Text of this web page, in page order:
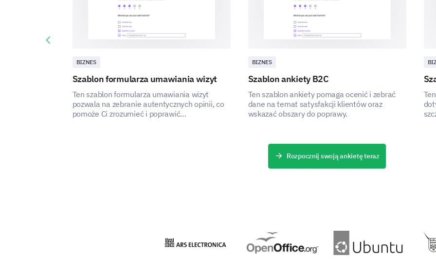
BIZNES
Szablon formularza umawiania wizyt
Ten szablon formularza umawiania wizyt
pozwala na zebranie autentycznych opinii, co
pomoże Ci zrozumieć i poprawić
BIZNES
Szablon ankiety B2C
Ten szablon ankiety pomaga ocenić i zebrać
dane na temat satysfakcji klientów oraz
wskazać obszary do poprawy.
Previous slide
Rozpocznij swoją ankietę teraz